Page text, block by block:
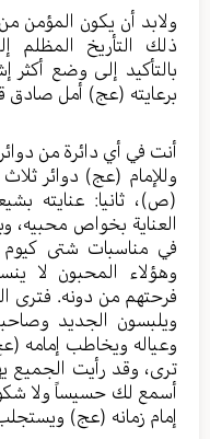
ولابد أن يكون المؤمن
ذلك التأريخ المظلم
بالتأكيد إلى وضع أكثر
برعايته (عج) أمل صادق
أنت في أي دائرة من
وللإمام (عج) دوائر ثلاث
(ص)، ثانيا: عنايته
العناية بخواص محبيه،
في مناسبات شتى
وهؤلاء المحبون لا
فرحتهم من دونه. فترى
ويلبسون الجديد
وعياله ويخاطب إمامه
ترى، وقد رأيت الجميع
أسمع لك حسيساً ولا
إمام زمانه (عج)